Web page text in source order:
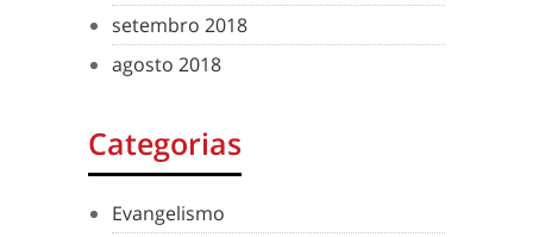
setembro 2018
agosto 2018
Categorias
Evangelismo